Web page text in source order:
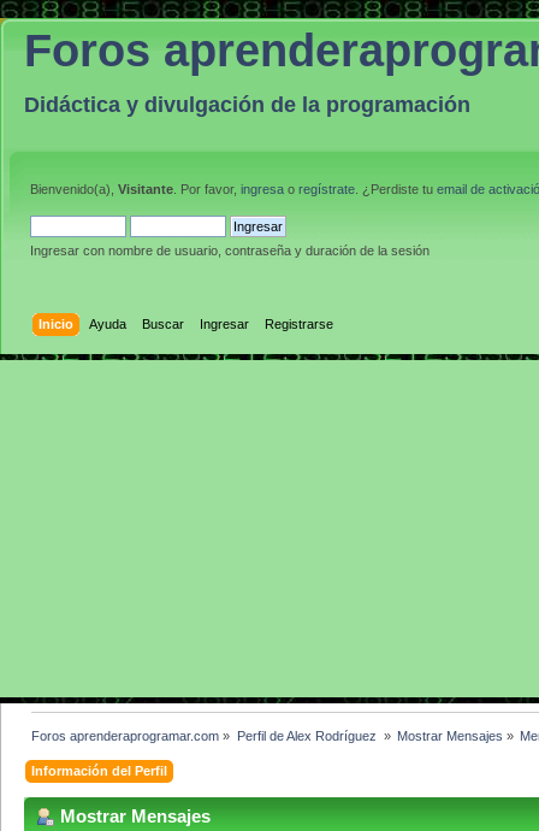
Foros
Didáctica y divulgación de la programación
Bienvenido(a), Visitante . Por favor, ingresa o regístrate . ¿Perdiste tu email de
Ingresar con nombre de usuario, contraseña y duración de la sesión
Inicio Ayuda Buscar Ingresar Registrarse
Foros aprenderaprogramar.com » Perfil de Alex Rodríguez » Mostrar Mensajes »
Información del Perfil
Mostrar Mensajes